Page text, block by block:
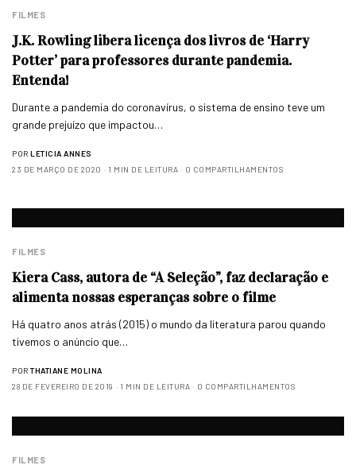
FILMES
J.K. Rowling libera licença dos livros de ‘Harry
Potter’ para professores durante pandemia.
Entenda!
Durante a pandemia do coronavírus, o sistema de ensino teve um
grande prejuízo que impactou…
POR LETICIA ANNES
23 DE MARÇO DE 2020
1 MIN DE LEITURA 0 COMPARTILHAMENTOS
FILMES
Kiera Cass, autora de “A Seleção”, faz declaração e
alimenta nossas esperanças sobre o filme
Há quatro anos atrás (2015) o mundo da literatura parou quando
tivemos o anúncio que…
POR THATIANE MOLINA
28 DE FEVEREIRO DE 2019
1 MIN DE LEITURA 0 COMPARTILHAMENTOS
FILMES